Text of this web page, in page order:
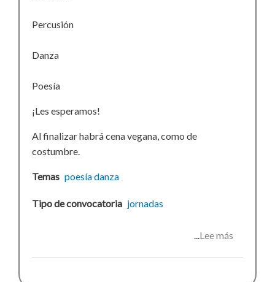
Percusión
Danza
Poesía
¡Les esperamos!
Al finalizar habrá cena vegana, como de
costumbre.
Temas poesíadanza
Tipo de convocatoria jornadas
Lee más